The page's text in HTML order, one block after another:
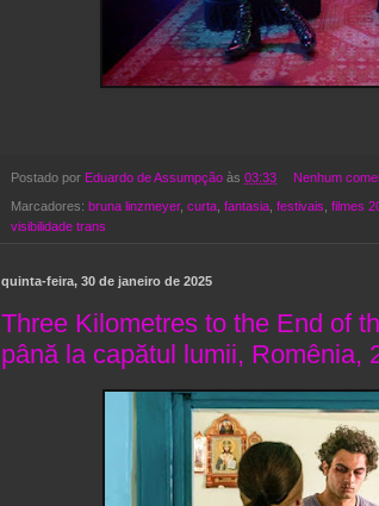
Postado por Eduardo de Assumpção às 03:33 Nenhum
Marcadores: bruna linzmeyer, curta, fantasia, festivais, filmes
visibilidade trans
quinta-feira, 30 de janeiro de 2025
Three Kilometres to the End of
până la capătul lumii, Romênia,